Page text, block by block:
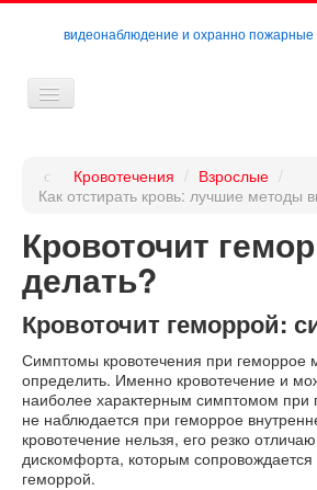
видеонаблюдение и охранно пожарные
Кровотечения:
Дети
Взрослые
Препараты
Средства
Карта
Кровотечения / Взрослые /
Как отстирать кровь: лучшие методы
Кровоточит
делать?
Кровоточит геморрой:
Симптомы кровотечения при геморрое
определить. Именно кровотечение и
наиболее характерным симптомом при
не наблюдается при геморрое
кровотечение нельзя, его резко
дискомфорта, которым сопровождается
геморрой.